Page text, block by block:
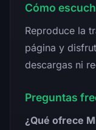
Cómo
Reproduce la
página y
descargas ni
Preguntas
¿Qué ofrece